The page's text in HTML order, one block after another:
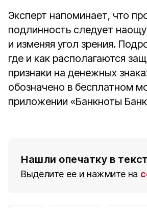
Эксперт напоминает, что
подлинность следует
и изменяя угол зрения.
где и как располагаются
признаки на денежных
обозначено в бесплатном
приложении «Банкноты
Нашли опечатку в
Выделите ее и нажмите на